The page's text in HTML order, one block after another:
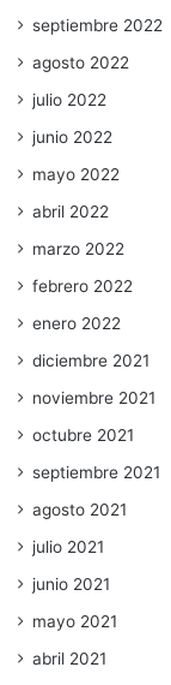
septiembre 2022
agosto 2022
julio 2022
junio 2022
mayo 2022
abril 2022
marzo 2022
febrero 2022
enero 2022
diciembre 2021
noviembre 2021
octubre 2021
septiembre 2021
agosto 2021
julio 2021
junio 2021
mayo 2021
abril 2021